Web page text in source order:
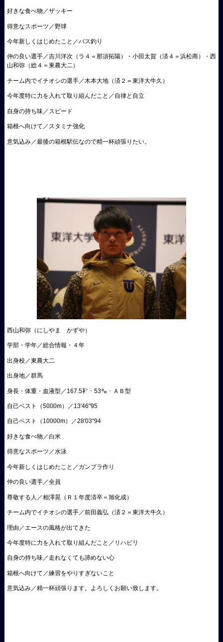
好きな食べ物／ザッキー
得意なスポーツ／野球
今年新しくはじめたこと／バス釣り
仲の良い選手／吉川洋次（ラ４＝那須拓陽）・小田太賀（済４＝浜松商）・西
山和弥（総４＝東農大二）
チーム内でイチオシの選手／木本大地（済２＝東洋大牛久）
今年度特に力を入れて取り組んだこと／自律と自立
自身の持ち味／スピード
箱根へ向けて／スタミナ強化
意気込み／最後の箱根駅伝なので精一杯頑張りたい。
西山和弥（にしやま かずや）
学部・学年／総合情報・４年
出身校／東農大二
出身地／群馬
身長・体重・血液型／167.5㌢・53㌔・ＡＢ型
自己ベスト（5000m）／13'46"95
自己ベスト（10000m）／28'03"94
好きな食べ物／白米
得意なスポーツ／水泳
今年新しくはじめたこと／ガンプラ作り
仲の良い選手／全員
尊敬する人／相澤晃（Ｒ１年度済卒＝旭化成）
チーム内でイチオシの選手／前田義弘（済２＝東洋大牛久）
理由／エースの風格が出てきた
今年度特に力を入れて取り組んだこと／リハビリ
自身の持ち味／走れなくても諦めない心
箱根へ向けて／練習をやりすぎないこと
意気込み／精一杯頑張ります。よろしくお願い致します。